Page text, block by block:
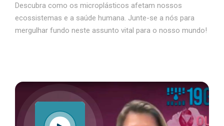
Descubra como os microplásticos afetam nossos
ecossistemas e a saúde humana. Junte-se a nós para
mergulhar fundo neste assunto vital para o nosso mundo!